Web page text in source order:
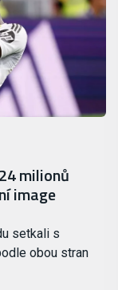
milionů
image
setkali s
obou stran